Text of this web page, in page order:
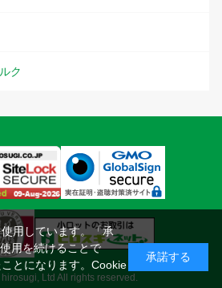
ク
Ltd All rights reserved.
用しています。「承
用を続けることで
とになります。 Cookie
承諾する